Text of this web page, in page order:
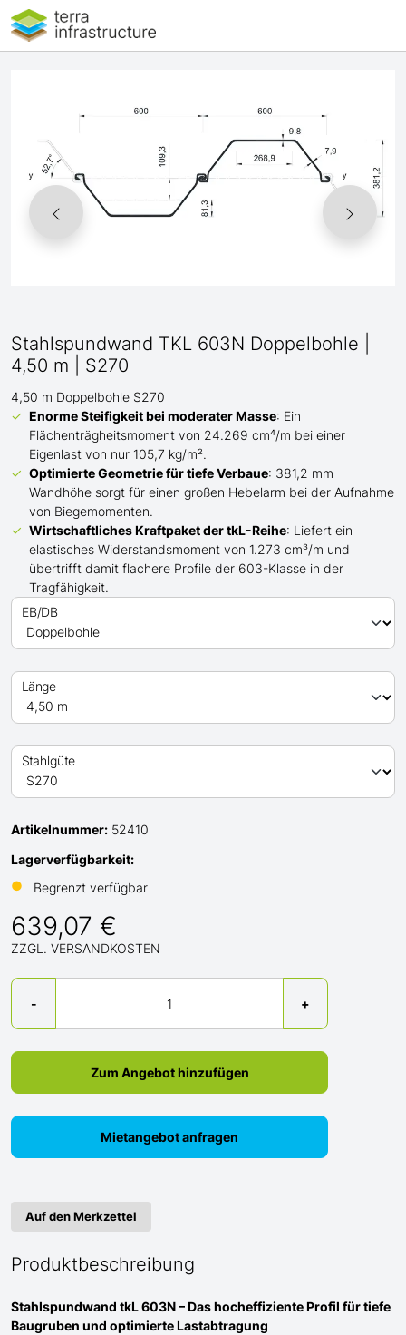
Stahlspundwand TKL 603N Doppelbohle |
4,50 m | S270
4,50 m Doppelbohle S270
Enorme Steifigkeit bei moderater Masse: Ein
Flächenträgheitsmoment von 24.269 cm⁴/m bei einer
Eigenlast von nur 105,7 kg/m².
Optimierte Geometrie für tiefe Verbaue: 381,2 mm
Wandhöhe sorgt für einen großen Hebelarm bei der Aufnahme
von Biegemomenten.
Wirtschaftliches Kraftpaket dertkL-Reihe: Liefert ein
elastisches Widerstandsmoment von 1.273 cm³/m und
übertrifft damit flachere Profile der 603-Klasse in der
Tragfähigkeit.
EB/DB
Länge
Stahlgüte
Artikelnummer: 52410
Lagerverfügbarkeit:
●
Begrenzt verfügbar
639,07 €
ZZGL. VERSANDKOSTEN
-
Menge
+
Zum Angebot hinzufügen
Mietangebot anfragen
Auf den Merkzettel
Produktbeschreibung
Stahlspundwand tkL 603N – Das hocheffiziente Profil für tiefe
Baugruben und optimierte Lastabtragung